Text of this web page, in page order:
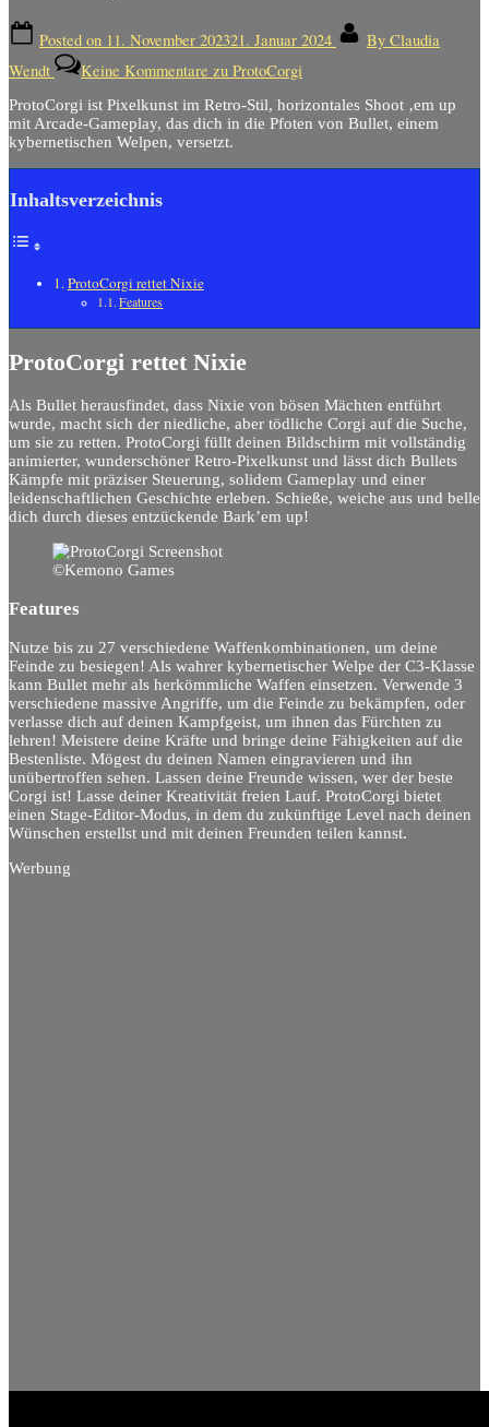
Posted on 11. November 202321. Januar 2024 By Claudia
Wendt
Keine Kommentare zu ProtoCorgi
ProtoCorgi ist Pixelkunst im Retro-Stil, horizontales Shoot ‚em up
mit Arcade-Gameplay, das dich in die Pfoten von Bullet, einem
kybernetischen Welpen, versetzt.
Inhaltsverzeichnis
ProtoCorgi rettet Nixie
Features
ProtoCorgi rettet Nixie
Als Bullet herausfindet, dass Nixie von bösen Mächten entführt
wurde, macht sich der niedliche, aber tödliche Corgi auf die Suche,
um sie zu retten. ProtoCorgi füllt deinen Bildschirm mit vollständig
animierter, wunderschöner Retro-Pixelkunst und lässt dich Bullets
Kämpfe mit präziser Steuerung, solidem Gameplay und einer
leidenschaftlichen Geschichte erleben. Schieße, weiche aus und belle
dich durch dieses entzückende Bark’em up!
©Kemono Games
Features
Nutze bis zu 27 verschiedene Waffenkombinationen, um deine
Feinde zu besiegen! Als wahrer kybernetischer Welpe der C3-Klasse
kann Bullet mehr als herkömmliche Waffen einsetzen. Verwende 3
verschiedene massive Angriffe, um die Feinde zu bekämpfen, oder
verlasse dich auf deinen Kampfgeist, um ihnen das Fürchten zu
lehren! Meistere deine Kräfte und bringe deine Fähigkeiten auf die
Bestenliste. Mögest du deinen Namen eingravieren und ihn
unübertroffen sehen. Lassen deine Freunde wissen, wer der beste
Corgi ist! Lasse deiner Kreativität freien Lauf. ProtoCorgi bietet
einen Stage-Editor-Modus, in dem du zukünftige Level nach deinen
Wünschen erstellst und mit deinen Freunden teilen kannst.
Werbung